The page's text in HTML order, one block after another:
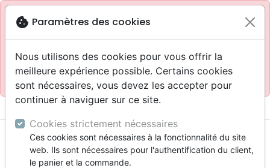
blockSite réservé aux professionnels
Accès pour les professionnels : Se connecter
Site pour le grand public : La Maison de la Bible
menu
cookie Paramètres des cookies
Nous utilisons des cookies pour vous offrir la
meilleure expérience possible. Certains cookies
sont nécessaires, vous devez les accepter pour
continuer à naviguer sur ce site.
Cookies strictement nécessaires
Ces cookies sont nécessaires à la fonctionnalité du site
web. Ils sont nécessaires pour l'authentification du client,
le panier et la commande.